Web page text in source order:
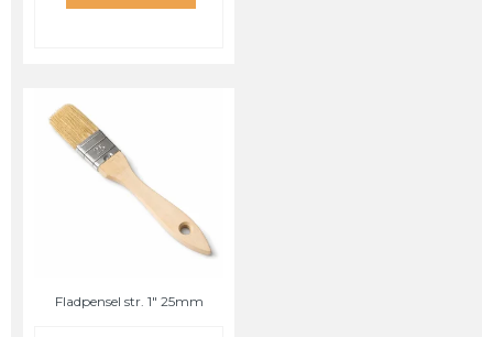
Fladpensel str. 1" 25mm